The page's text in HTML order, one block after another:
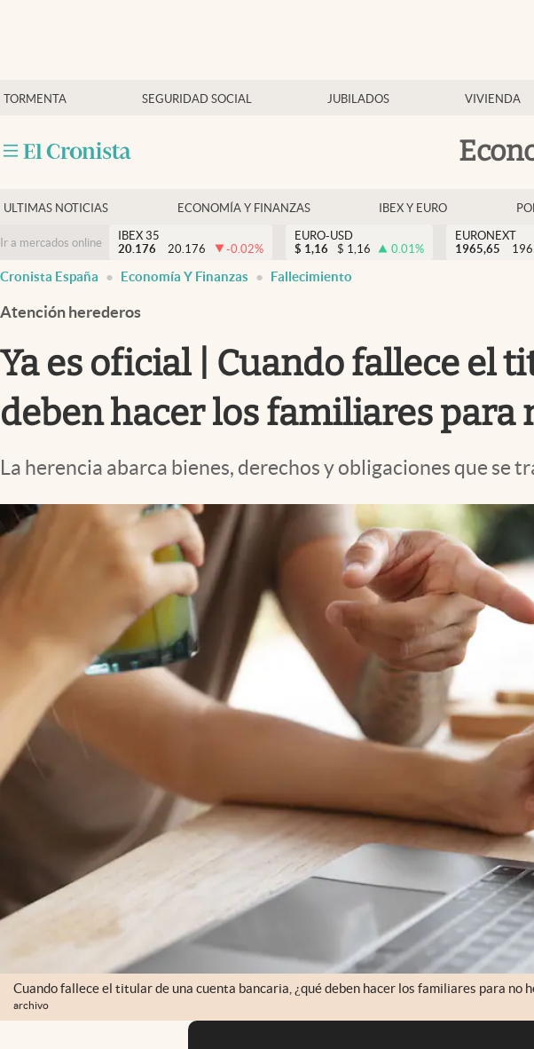
TORMENTA SEGURIDAD SOCIAL JUBILADOS VIVIENDA
Economía y finanzas
Criptomonedas
ULTIMAS NOTICIAS ECONOMÍA Y FINANZAS IBEX Y EURO
Ir a mercados online
IBEX 35
20.176
20.176 -0.02%
EURO-USD
$ 1,16 $ 1,16 0.01%
EURONEXT
1965,65
Cronista España Economía Y Finanzas Fallecimiento
Atención herederos
Ya es oficial | Cuando fallece el
deben hacer los familiares para
La herencia abarca bienes, derechos y obligaciones que
Cuando fallece el titular de una cuenta bancaria, ¿qué deben hacer los familiares para no
archivo